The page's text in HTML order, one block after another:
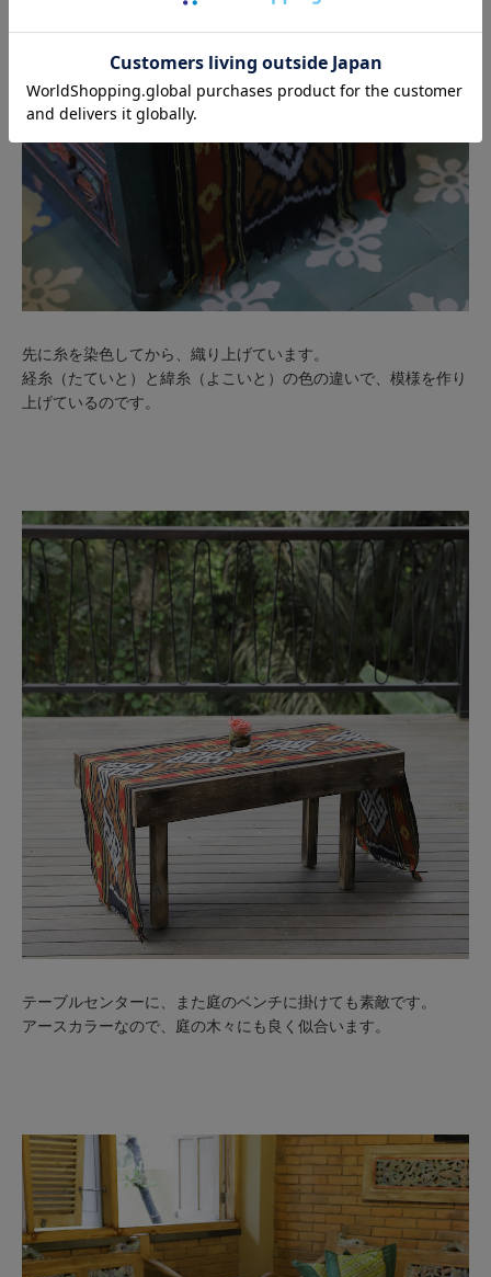
先に糸を染色してから、織り上げています。
経糸（たていと）と緯糸（よこいと）の色の違いで、模様を作り
上げているのです。
テーブルセンターに、また庭のベンチに掛けても素敵です。
アースカラーなので、庭の木々にも良く似合います。